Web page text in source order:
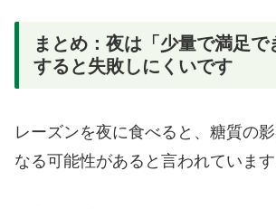
まとめ：夜は「少量で満足で
すると失敗しにくいです
レーズンを夜に食べると、糖質の
なる可能性があると言われています